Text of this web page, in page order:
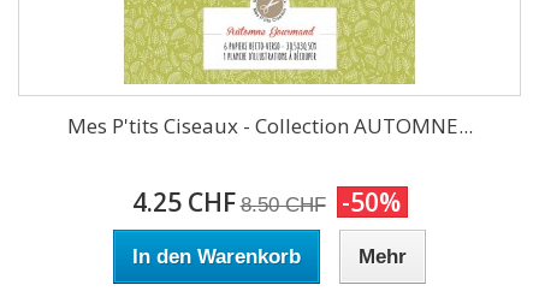
Mes P'tits Ciseaux - Collection AUTOMNE...
4.25 CHF 8.50 CHF -50%
In den Warenkorb Mehr